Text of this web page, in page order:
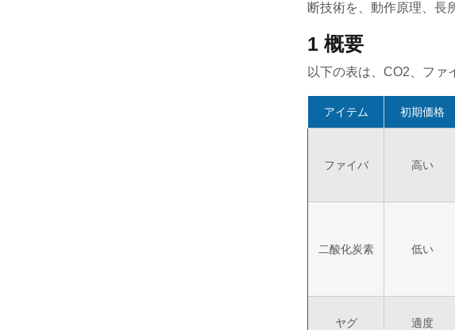
断技術を、動作原理、長
1 概要
以下の表は、CO2、ファ
アイテム 初期価格
ファイバ 高い
二酸化炭素 低い
ヤグ 適度